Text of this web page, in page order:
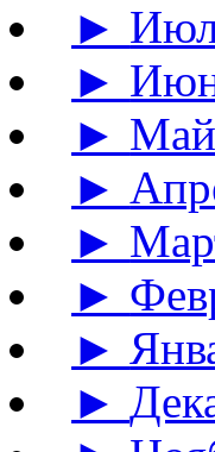
►
►
►
►
►
►
►
►